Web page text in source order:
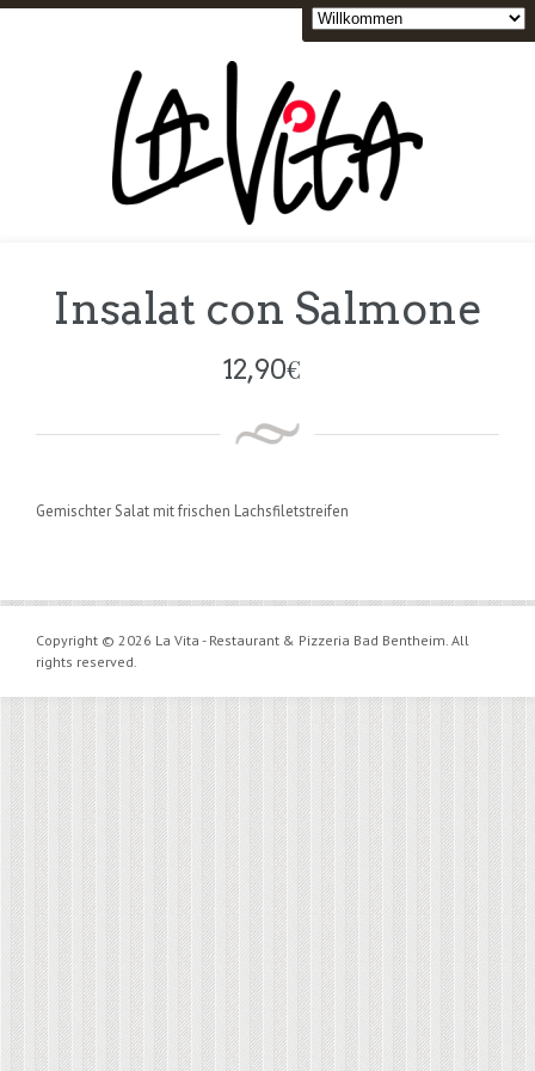
Insalat con Salmone
12,90€
Gemischter Salat mit frischen Lachsfiletstreifen
Copyright © 2026 La Vita - Restaurant & Pizzeria Bad Bentheim. All
rights reserved.